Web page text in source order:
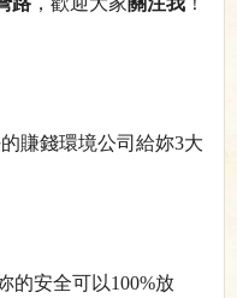
賺錢環境公司給妳3大
的安全可以100%放